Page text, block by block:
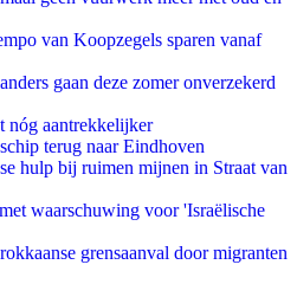
van Koopzegels sparen vanaf
gaan deze zomer onverzekerd
nóg aantrekkelijker
terug naar Eindhoven
hulp bij ruimen mijnen in Straat van
waarschuwing voor 'Israëlische
grensaanval door migranten